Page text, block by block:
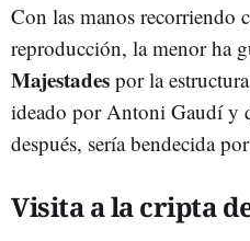
Con las manos recorriendo
reproducción, la menor ha
Majestades por la
ideado por Antoni Gaudí y
después, sería bendecida
Visita a la cripta